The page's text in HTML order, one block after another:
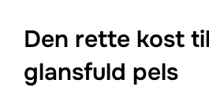
Den rette kost
glansfuld pels